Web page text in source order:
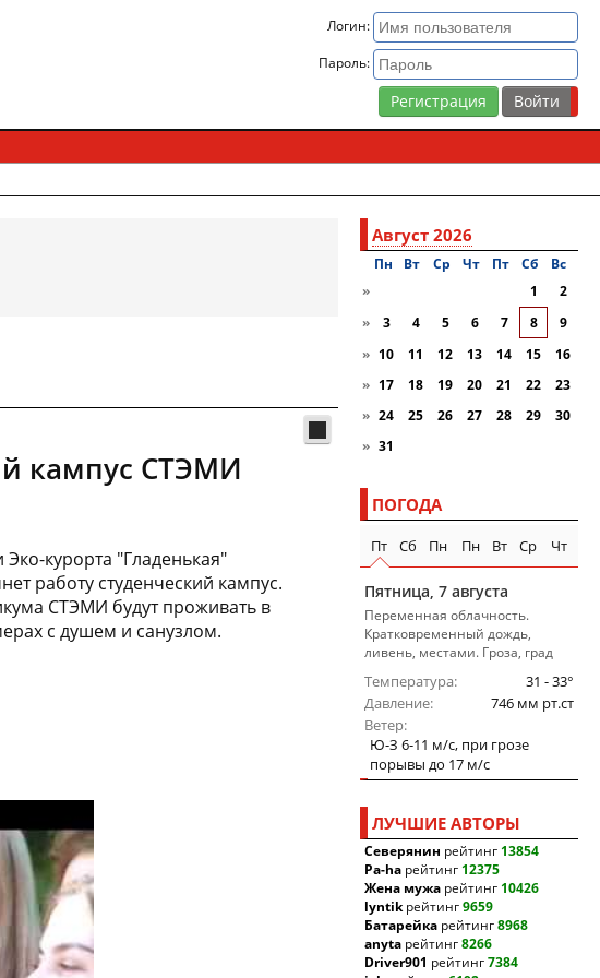
Логин:
Пароль:
Регистрация
кампус СТЭМИ
курорта "Гладенькая"
работу студенческий кампус.
СТЭМИ будут проживать в
с душем и санузлом.
Август 2026
Пн Вт Ср Чт Пт Сб
Вc
»
1
2
»
3 4 5 6 7 8
9
» 10 11 12 13 14 15
16
» 17 18 19 20 21 22
23
» 24 25 26 27 28 29
30
» 31
ПОГОДА
Пт Сб Пн Пн Вт Ср Чт
Пятница, 7 августа
Переменная облачность.
Кратковременный дождь,
ливень, местами. Гроза, град
Температура
31 - 33°
Давление
746 мм рт.ст
Ветер
Ю-З 6-11 м/c, при грозе
порывы до 17 м/c
ЛУЧШИЕ АВТОРЫ
Северянин рейтинг 13854
Pa-ha рейтинг 12375
Жена мужа рейтинг 10426
lyntikрейтинг9659
Батарейка рейтинг8968
anyta рейтинг8266
Driver901 рейтинг7384